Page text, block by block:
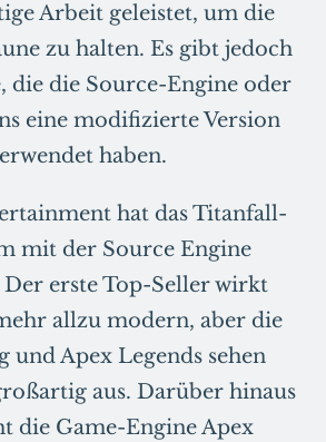
Arbeit geleistet, um die
zu halten. Es gibt jedoch
die die Source-Engine oder
eine modifizierte Version
haben.
hat das Titanfall-
mit der Source Engine
Der erste Top-Seller wirkt
allzu modern, aber die
und Apex Legends sehen
aus. Darüber hinaus
die Game-Engine Apex